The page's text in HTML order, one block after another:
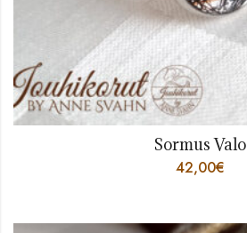
Sormus Valo
42,00€